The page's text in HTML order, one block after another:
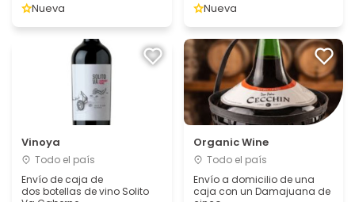
Nueva Nueva
Vinoya
Todo el país
Envío de caja de
dos botellas de vino Solito
Organic Wine
Todo el país
Envío a domicilio de una
caja con un Damajuana de